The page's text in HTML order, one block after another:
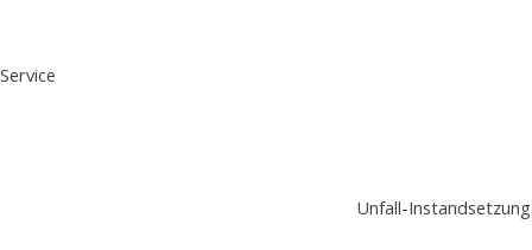
Service
Unfall-Instandsetzung